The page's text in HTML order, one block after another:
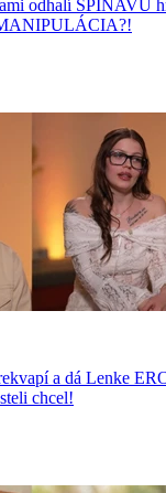
odhalí ŠPINAVÚ
a dá Lenke
chcel!